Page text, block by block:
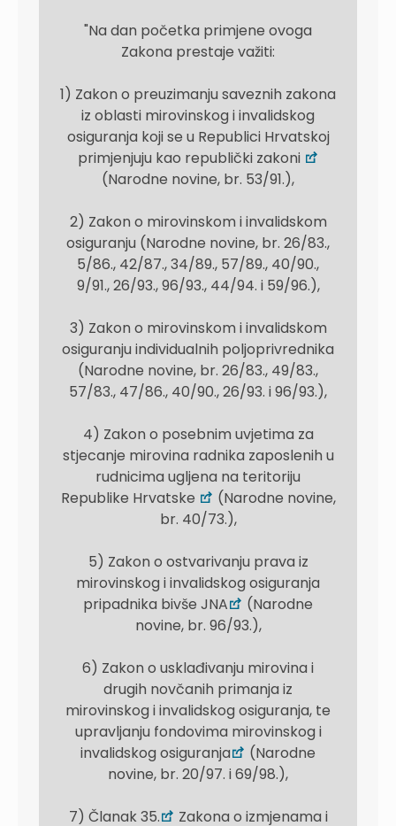
"Na dan početka primjene ovoga
Zakona prestaje važiti:
1) Zakon o preuzimanju saveznih zakona
iz oblasti mirovinskog i invalidskog
osiguranja koji se u Republici Hrvatskoj
primjenjuju kao republički zakoni
(Narodne novine, br. 53/91.),
2) Zakon o mirovinskom i invalidskom
osiguranju (Narodne novine, br. 26/83.,
5/86., 42/87., 34/89., 57/89., 40/90.,
9/91., 26/93., 96/93., 44/94. i 59/96.),
3) Zakon o mirovinskom i invalidskom
osiguranju individualnih poljoprivrednika
(Narodne novine, br. 26/83., 49/83.,
57/83., 47/86., 40/90., 26/93. i 96/93.),
4) Zakon o posebnim uvjetima za
stjecanje mirovina radnika zaposlenih u
rudnicima ugljena na teritoriju
Republike Hrvatske
(Narodne novine,
br. 40/73.),
5) Zakon o ostvarivanju prava iz
mirovinskog i invalidskog osiguranja
pripadnika bivše JNA
(Narodne
novine, br. 96/93.),
6) Zakon o usklađivanju mirovina i
drugih novčanih primanja iz
mirovinskog i invalidskog osiguranja, te
upravljanju fondovima mirovinskog i
invalidskog osiguranja
(Narodne
novine, br. 20/97. i 69/98.),
7) Članak 35. Zakona o izmjenama i